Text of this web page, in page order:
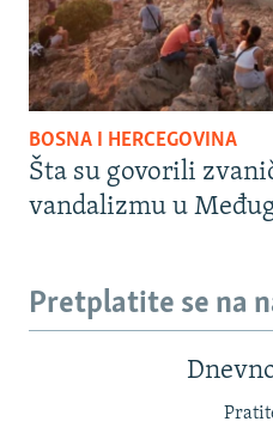
BOSNA I HERCEGOVINA
Šta su govorili
vandalizmu u
Pretplatite se na